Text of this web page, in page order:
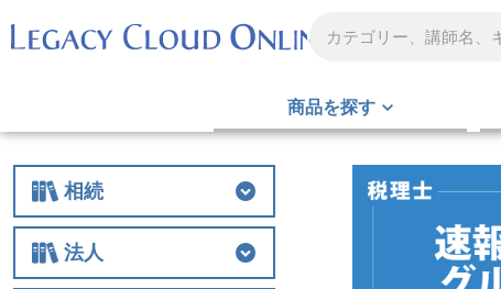
商品を探す
相続
相続
相続税
贈与
財産評価
事業承継
不動産
生前対策
税務調査
その他
法人